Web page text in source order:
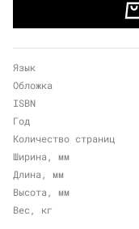
Язык
Обложка
ISBN
Год
Количество страниц
Ширина, мм
Длина, мм
Высота, мм
Вес, кг